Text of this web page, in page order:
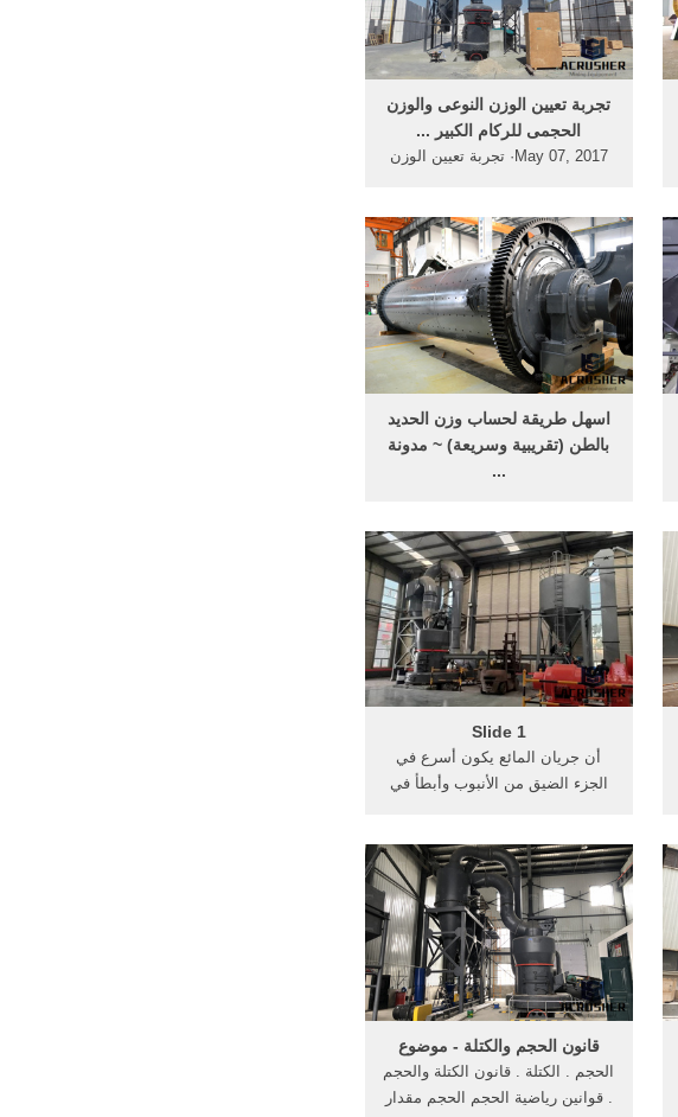
‫تجربة تعيين الوزن النوعى والوزن
الحجمى للركام الكبير ...
May 07, 2017· تجربة تعيين الوزن
عجلة الجاذبية الارضية باستخدام ...
اسهل طريقة لحساب وزن الحديد
بالطن (تقريبية وسريعة) ~ مدونة
...
=الطول*العرض*الارتفاع 2 كثافه
الحديد=7.8جم/سم"3 3 الكتله
=الكثافه في الحجم 4 عجله الجاذبيه
الارضيه=9.8 واخيرا 5الوزن =الكتله*
عجله الجاذبيه الارضيه ...
Slide 1
أن جريان المائع يكون أسرع في
الجزء الضيق من الأنبوب وأبطأ في
معدل التدفق الحجمي وهو حاصل
ضرب المساحة في السرعة ويقاس
بوحدة الحجم في ...
قانون الحجم والكتلة - موضوع
الحجم . الكتلة . قانون الكتلة والحجم
. قوانين رياضية الحجم الحجم مقدار